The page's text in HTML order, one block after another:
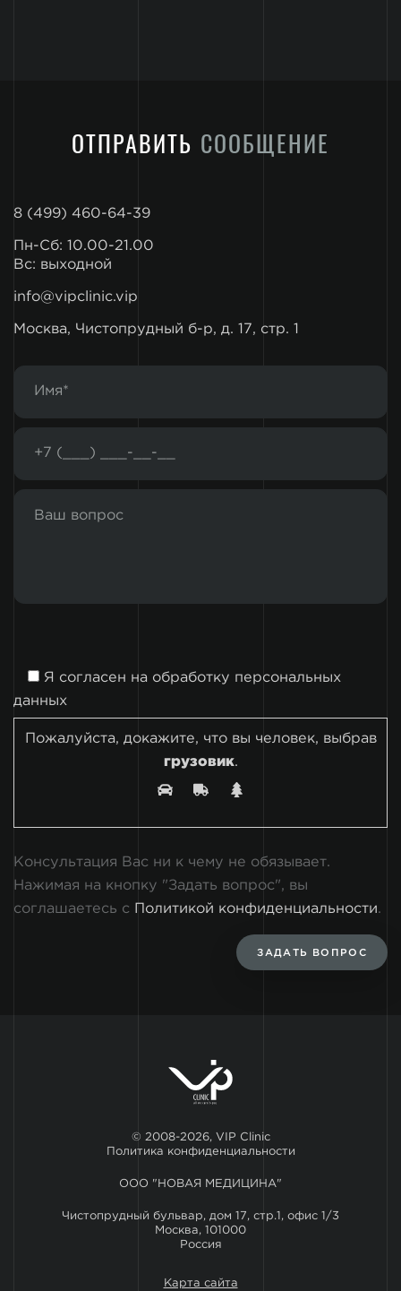
ОТПРАВИТЬ СООБЩЕНИЕ
8 (499) 460-64-39
Пн-Сб: 10.00-21.00
Вс: выходной
info@vipclinic.vip
Москва, Чистопрудный б-р, д. 17, стр. 1
Я согласен на обработку персональных
данных
Пожалуйста, докажите, что вы человек, выбрав
грузовик.
Консультация Вас ни к чему не обязывает.
Нажимая на кнопку "Задать вопрос", вы
соглашаетесь с
Политикой конфиденциальности.
ЗАДАТЬ ВОПРОС
© 2008-2026, VIP Clinic
Политика конфиденциальности
ООО "НОВАЯ МЕДИЦИНА"
Чистопрудный бульвар, дом 17, стр.1, офис 1/3
Москва, 101000
Россия
Карта сайта